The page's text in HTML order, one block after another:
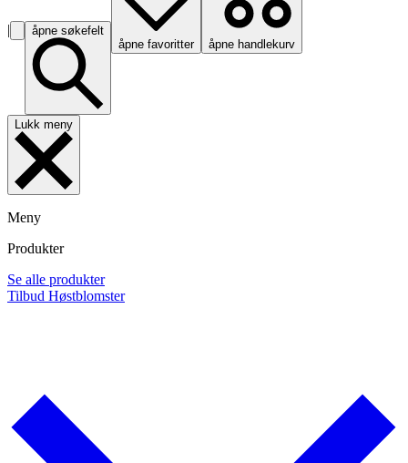
|
åpne søkefelt
åpne favoritter
åpne handlekurv
Lukk meny
Meny
Produkter
Se alle produkter
Tilbud Høstblomster